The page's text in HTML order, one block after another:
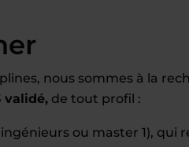
nous sommes à la
validé, de tout profil :
ou master 1), qui